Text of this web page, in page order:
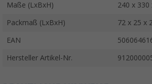
Maße (LxBxH) 240 x 330
Packmaß (LxBxH) 72 x 25 x
EAN
Hersteller Artikel-Nr.